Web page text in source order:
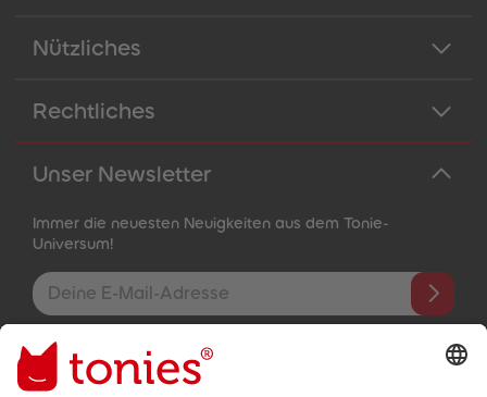
Nützliches
Rechtliches
Unser Newsletter
Immer die neuesten Neuigkeiten aus dem Tonie-
Universum!
E-Mail-Addresse
Mit dem Absenden abonnierst du unseren E-Mail-Newsletter, der
auf den von dir bereitgestellten Informationen (z.B. Account-
informationen) und den von dir zu Werbezwecken bereitgestellten